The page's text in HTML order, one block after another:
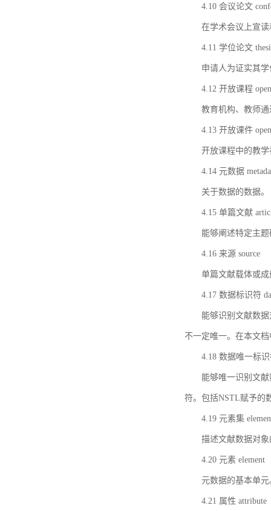
4.10 会议论文
在学术会议上宣
4.11 学位论文
申请人为证实其
4.12 开放课程
教育机构、教师
4.13 开放课件
开放课程中的教
4.14 元数据
关于数据的数据。
4.15 单篇文献
能够阐述特定主
4.16 来源 source
单篇文献载体或
4.17 数据标识符
能够识别文献数
不一定唯一。在本文
4.18 数据唯一标
能够唯一识别文
符。包括NSTL赋予的
4.19 元素集
描述文献数据对
4.20 元素 element
元数据的基本单元
4.21 属性 attribute